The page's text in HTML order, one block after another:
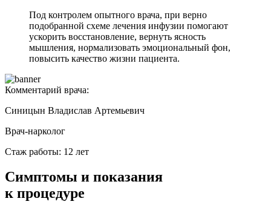
Под контролем опытного врача, при верно
подобранной схеме лечения инфузии помогают
ускорить восстановление, вернуть ясность
мышления, нормализовать эмоциональный фон,
повысить качество жизни пациента.
Комментарий врача:
Синицын Владислав Артемьевич
Врач-нарколог
Стаж работы: 12 лет
Симптомы и показания
к процедуре